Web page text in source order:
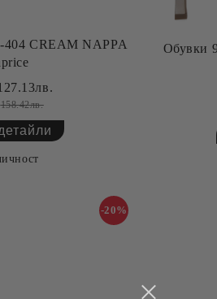
158.42лв.
Обувки
-20%